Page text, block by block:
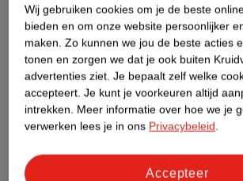
geneesmiddelen wanneer je vragen nog
Gecertificeerde winkels en webshops met de
alles aan om hun klanten juist en deskundig te
zelfzorggeneesmiddelen. Het kan altijd
hebt over onze advisering. Wij horen dat graag
verbeteren, , neem dan contact op met onze
helpen je graag!
Wij gebruiken cookies om je de beste
bieden en om onze website persoonlijker
maken. Zo kunnen we jou de beste acties
tonen en zorgen we dat je ook buiten
advertenties ziet. Je bepaalt zelf welke
accepteert. Je kunt je voorkeuren altijd
intrekken. Meer informatie over hoe we je
verwerken lees je in ons Privacybeleid.
Accepteer